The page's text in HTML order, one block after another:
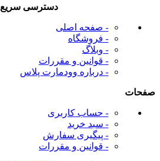
دسترسی سریع
- صفحه اصلی
- فروشگاه
- وبلاگ
- قوانین و مقررات
- درباره وودمارت پلاس
صفحات
- حساب کاربری
- سبد خرید
- پیگیری سفارش
- قوانین و مقررات